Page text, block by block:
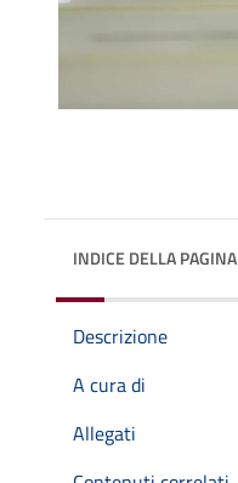
INDICE DELLA PAGINA
Descrizione
A cura di
Allegati